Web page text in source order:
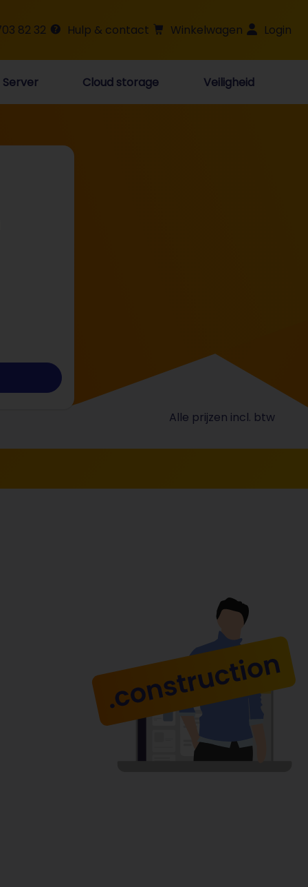
82 32 Hulp & contact Winkelwagen Login
Server Cloud storage Veiligheid
Alle prijzen incl. btw